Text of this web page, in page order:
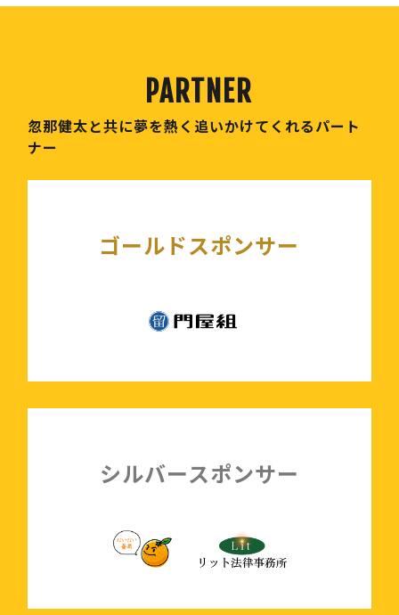
忽那健太と共に夢を熱く追いかけてくれるパート
ナー
ゴールドスポンサー
シルバースポンサー